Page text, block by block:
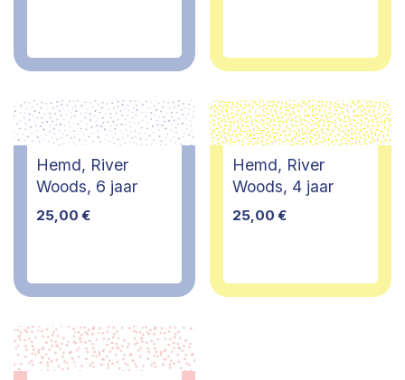
Hemd, River
Woods, 6 jaar
25,00 €
Hemd, River
Woods, 4 jaar
25,00 €